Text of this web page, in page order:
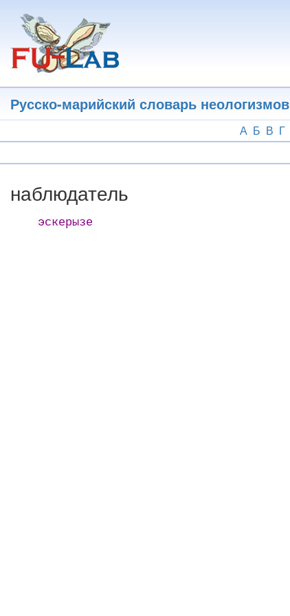
основному
содержанию
Русско-марийский словарь неологизмов
А Б В Г
наблюдатель
эскерызе